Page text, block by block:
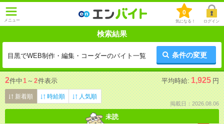
メニュー
0
気になる！ ログイン
検索結果
目黒でWEB制作・編集・コーダーのバイト一覧 条件の変更
2件中1 ～ 2件表示 平均時給: 1,925 円
新着順 時給順 人気順
掲載日：2026.08.06
未読